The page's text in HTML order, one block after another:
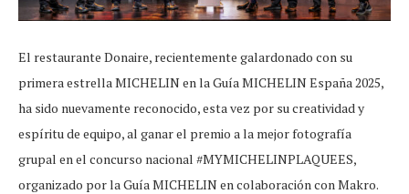
El restaurante Donaire, recientemente galardonado con su
primera estrella MICHELIN en la Guía MICHELIN España 2025,
ha sido nuevamente reconocido, esta vez por su creatividad y
espíritu de equipo, al ganar el premio a la mejor fotografía
grupal en el concurso nacional #MYMICHELINPLAQUEES,
organizado por la Guía MICHELIN en colaboración con Makro.